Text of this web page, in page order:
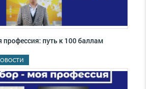
путь к 100 баллам